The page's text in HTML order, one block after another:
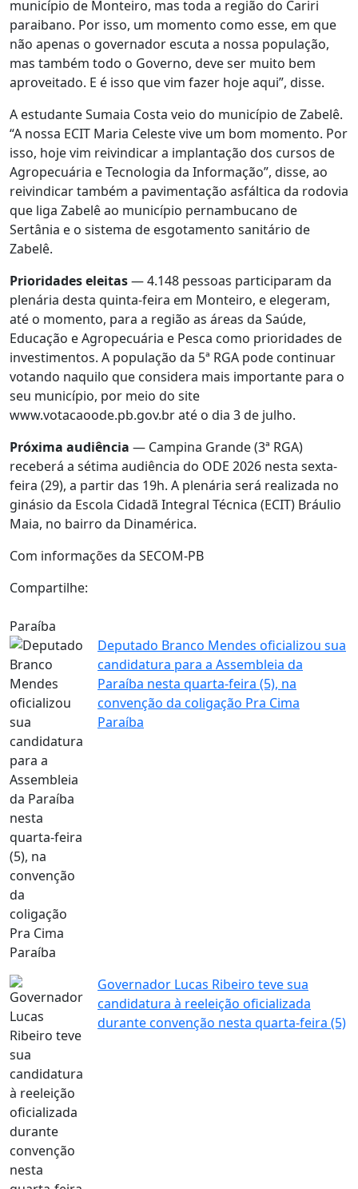
município de Monteiro, mas toda a região do Cariri
paraibano. Por isso, um momento como esse, em que
não apenas o governador escuta a nossa população,
mas também todo o Governo, deve ser muito bem
aproveitado. E é isso que vim fazer hoje aqui”, disse.
A estudante Sumaia Costa veio do município de Zabelê.
“A nossa ECIT Maria Celeste vive um bom momento. Por
isso, hoje vim reivindicar a implantação dos cursos de
Agropecuária e Tecnologia da Informação”, disse, ao
reivindicar também a pavimentação asfáltica da rodovia
que liga Zabelê ao município pernambucano de
Sertânia e o sistema de esgotamento sanitário de
Zabelê.
Prioridades eleitas— 4.148 pessoas participaram da
plenária desta quinta-feira em Monteiro, e elegeram,
até o momento, para a região as áreas da Saúde,
Educação e Agropecuária e Pesca como prioridades de
investimentos. A população da 5ª RGA pode continuar
votando naquilo que considera mais importante para o
seu município, por meio do site
www.votacaoode.pb.gov.br até o dia 3 de julho.
Próxima audiência — Campina Grande (3ª RGA)
receberá a sétima audiência do ODE 2026 nesta sexta-
feira (29), a partir das 19h. A plenária será realizada no
ginásio da Escola Cidadã Integral Técnica (ECIT) Bráulio
Maia, no bairro da Dinamérica.
Com informações da SECOM-PB
Compartilhe:
Paraíba
Deputado Branco Mendes oficializou sua
candidatura para a Assembleia da
Paraíba nesta quarta-feira (5), na
convenção da coligação Pra Cima
Paraíba
Governador Lucas Ribeiro teve sua
candidatura à reeleição oficializada
durante convenção nesta quarta-feira (5)